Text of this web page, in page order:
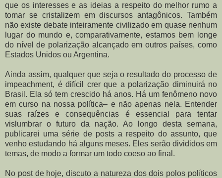
que os interesses e as ideias a respeito do melhor rumo a
tomar se cristalizem em discursos antagônicos. Também
não existe debate inteiramente civilizado em quase nenhum
lugar do mundo e, comparativamente, estamos bem longe
do nível de polarização alcançado em outros países, como
Estados Unidos ou Argentina.
Ainda assim, qualquer que seja o resultado do processo de
impeachment, é difícil crer que a polarização diminuirá no
Brasil. Ela só tem crescido há anos. Há um fenômeno novo
em curso na nossa política– e não apenas nela. Entender
suas raízes e consequências é essencial para tentar
vislumbrar o futuro da nação. Ao longo desta semana,
publicarei uma série de posts a respeito do assunto, que
venho estudando há alguns meses. Eles serão divididos em
temas, de modo a formar um todo coeso ao final.
No post de hoje, discuto a natureza dos dois polos políticos